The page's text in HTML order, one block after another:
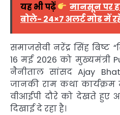
यह भी पढ़ें
मानसून पर
बोले- 24×7 अलर्ट मोड में
समाजसेवी नरेंद्र सिंह बिष्ट
16 मई 2026 को मुख्यमंत्री
नैनीताल सांसदAjay
जानकी राम कथा कार्यक्रम
वीआईपी दौरे को देखते हुए
दिखाई दे रहा है।